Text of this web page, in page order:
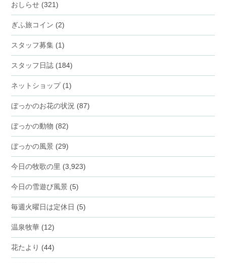
おしらせ (321)
ぎふ旅コイン (2)
スタッフ募集 (1)
スタッフ日誌 (184)
ネットショップ (1)
ぼっかのお花の状況 (87)
ぼっかの動物 (82)
ぼっかの風景 (29)
今日の牧歌の里 (3,923)
今日の雪遊び風景 (5)
毎週火曜日は定休日 (5)
温泉牧華 (12)
花たより (44)